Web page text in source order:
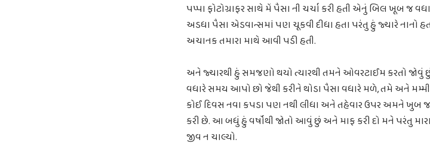
પપ્પા ફોટોગ્રાફર સાથે મેં પૈસા ની ચર્ચા કરી હતી એનું બિલ ખૂબ જ
અડધા પૈસા એડવાન્સમાં પણ ચૂકવી દીધા હતા પરંતુ હું જ્યારે નાનો
અચાનક તમારા માથે આવી પડી હતી.
અને જ્યારથી હું સમજણો થયો ત્યારથી તમને ઓવરટાઈમ કરતો જોવું
વધારે સમય આપો છો જેથી કરીને થોડા પૈસા વધારે મળે, તમે અને
કોઈ દિવસ નવા કપડા પણ નથી લીધા અને તહેવાર ઉપર અમને
કરી છે. આ બધું હું વર્ષોથી જોતો આવું છું અને માફ કરી દો મને પરંતુ
જીવ ન ચાલ્યો.